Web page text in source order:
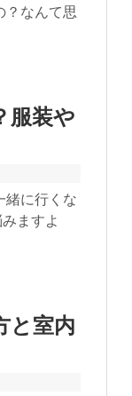
？なんて思
服装や
緒に行くな
ますよ
と室内